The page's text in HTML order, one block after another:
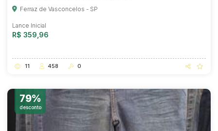
Ferraz de Vasconcelos - SP
Lance Inicial
R$ 359,96
11 458 0
79%
desconto